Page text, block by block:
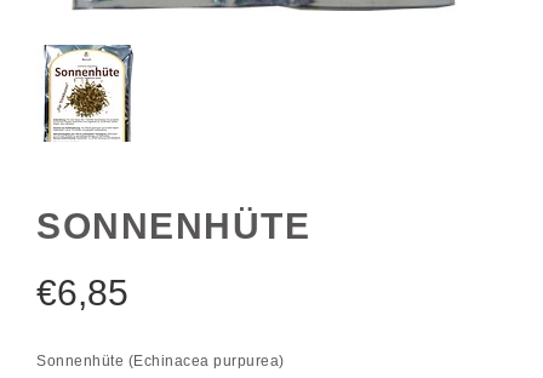
SONNENHÜTE
€6,85
Sonnenhüte (Echinacea purpurea)